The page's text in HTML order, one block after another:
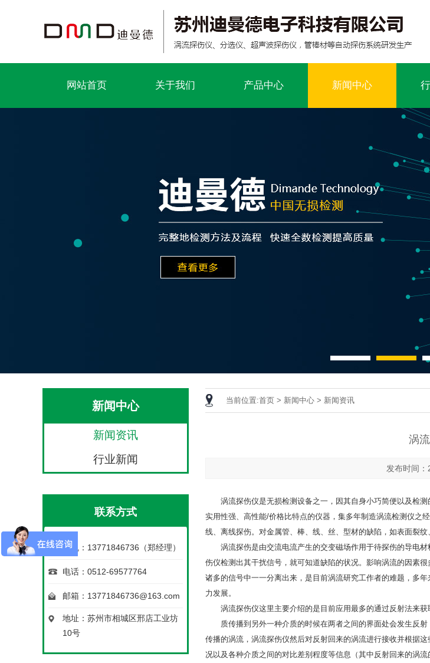
网站首页 关于我们 产品中心 新闻中心
新闻中心
新闻资讯
行业新闻
联系方式
手机：13771846736（郑经理）
电话：0512-69577764
邮箱：13771846736@163.com
地址：苏州市相城区邢店工业坊
10号
当前位置:首页 > 新闻中心 > 新闻资讯
涡
发布时间
涡流探伤仪是无损检测设备之一，因其自身小巧简便以及检
实用性强、高性能/价格比特点的仪器，集多年制造涡流检测仪之
线、离线探伤。对金属管、棒、线、丝、型材的缺陷，如表面裂
涡流探伤是由交流电流产生的交变磁场作用于待探伤的导电
伤仪检测出其干扰信号，就可知道缺陷的状况。影响涡流的因素
诸多的信号中一一分离出来，是目前涡流研究工作者的难题，多
力发展。
涡流探伤仪这里主要介绍的是目前应用最多的通过反射法来获
质传播到另外一种介质的时候在两者之间的界面处会发生反
传播的涡流，涡流探伤仪然后对反射回来的涡流进行接收并根据
况以及各种介质之间的对比差别程度等信息（其中反射回来的涡